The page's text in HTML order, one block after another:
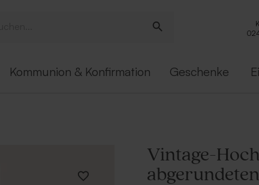
Kommunion & Konfirmation Geschenke
Vintage-